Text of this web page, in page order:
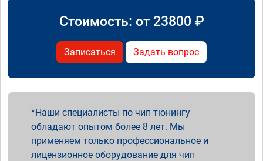
Стоимость: от 23800 ₽
Записаться Задать вопрос
Наши специалисты по чип тюнингу
обладают опытом более 8 лет. Мы
применяем только профессиональное и
лицензионное оборудование для чип